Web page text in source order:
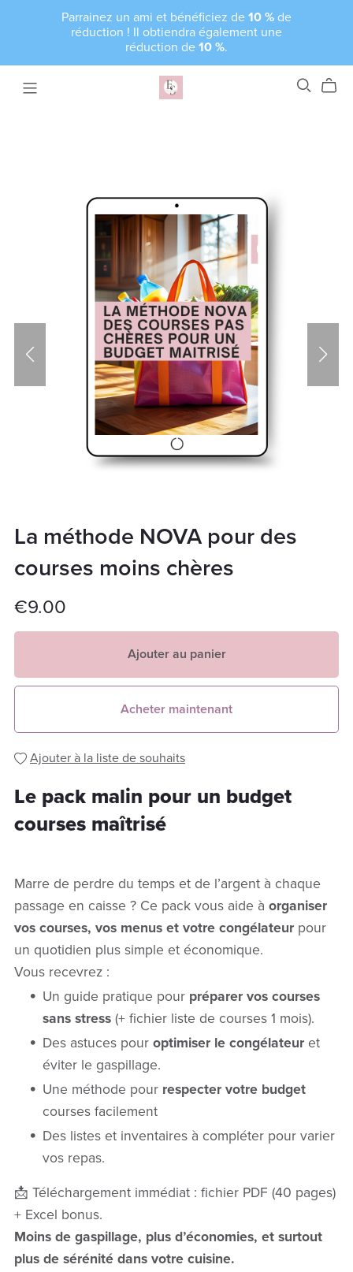
Parrainez un ami et bénéficiez de 10 % de
réduction ! Il obtiendra également une
réduction de 10 %.
La méthode NOVA pour des
courses moins chères
€9.00
Ajouter au panier
Acheter maintenant
Ajouter à la liste de souhaits
Le pack malin pour un budget
courses maîtrisé
Marre de perdre du temps et de l’argent à chaque
passage en caisse ? Ce pack vous aide à organiser
vos courses, vos menus et votre congélateurpour
un quotidien plus simple et économique.
Vous recevrez :
Un guide pratique pour préparer vos courses
sans stress (+ fichier liste de courses 1 mois).
Des astuces pouroptimiser le congélateur et
éviter le gaspillage.
Une méthode pour respecter votre budget
courses facilement
Des listes et inventaires à compléter pour varier
vos repas.
📩 Téléchargement immédiat : fichier PDF (40 pages)
+ Excel bonus.
Moins de gaspillage, plus d’économies, et surtout
plus de sérénité dans votre cuisine.